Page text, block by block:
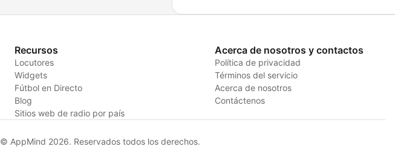
Recursos
Locutores
Widgets
Fútbol en Directo
Blog
Sitios web de radio por país
Acerca de nosotros y contactos
Política de privacidad
Términos del servicio
Acerca de nosotros
Contáctenos
© AppMind 2026. Reservados todos los derechos.